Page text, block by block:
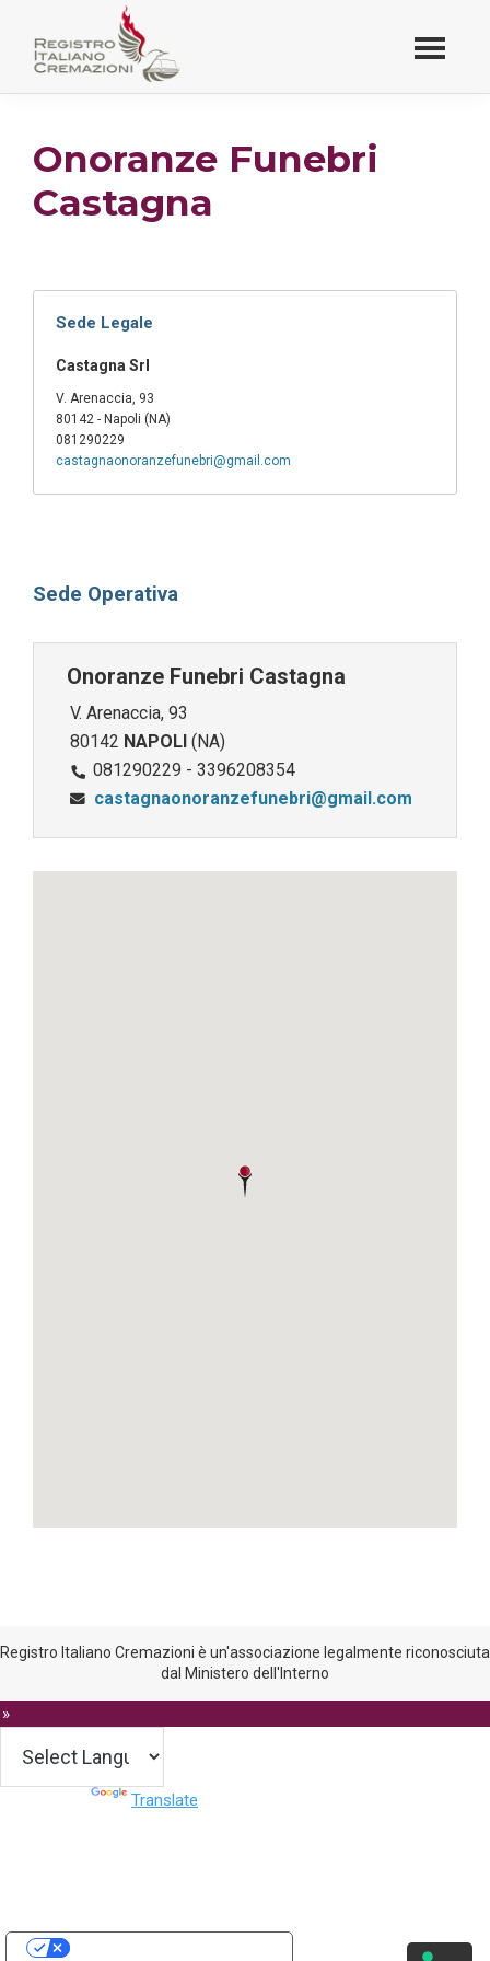
contenuto
principaleRegistro Italiano
Onoranze Funebri
Castagna
Sede Legale
Castagna Srl
V. Arenaccia, 93
80142 - Napoli (NA)
081290229
castagnaonoranzefunebri@gmail.com
Sede Operativa
Onoranze Funebri Castagna
V. Arenaccia, 93
80142 NAPOLI (NA)
081290229 - 3396208354
castagnaonoranzefunebri@gmail.com
Registro Italiano Cremazioni è un'associazione legalmente riconosciuta
dal Ministero dell'Interno
Translate